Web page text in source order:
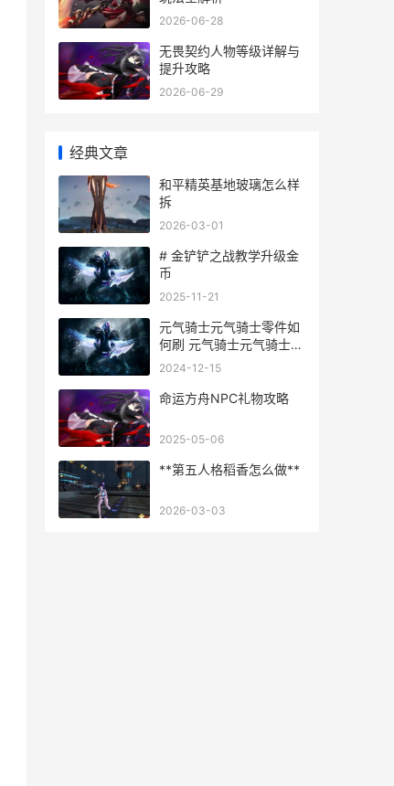
2026-06-28
无畏契约人物等级详解与
提升攻略
2026-06-29
经典文章
和平精英基地玻璃怎么样
拆
2026-03-01
# 金铲铲之战教学升级金
币
2025-11-21
元气骑士元气骑士零件如
何刷 元气骑士元气骑士破
解版内置修改器
2024-12-15
命运方舟NPC礼物攻略
2025-05-06
**第五人格稻香怎么做**
2026-03-03